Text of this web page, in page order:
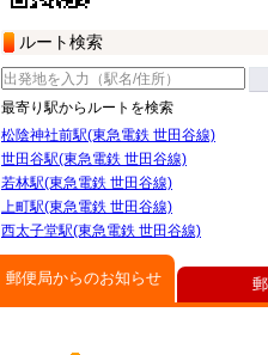
ルート検索
最寄り駅からルートを検索
松陰神社前駅(東急電鉄 世田谷線)
世田谷駅(東急電鉄 世田谷線)
若林駅(東急電鉄 世田谷線)
上町駅(東急電鉄 世田谷線)
西太子堂駅(東急電鉄 世田谷線)
郵便局からのお知らせ